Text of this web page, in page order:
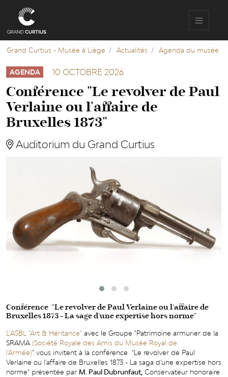
contenu
principal
Grand Curtius - Musée à Liège
Actualités Agenda du musée
AGENDA 10 OCTOBRE 2026
Conférence "Le revolver de Paul
Verlaine ou l'affaire de
Bruxelles 1873"
Auditorium du Grand Curtius
Conférence "Le revolver de Paul Verlaine ou l'affaire de
Bruxelles 1873 - La sage d'une expertise hors norme"
L’ASBL "Art & Héritance" avec le Groupe "Patrimoine armurier de la
SRAMA (Société Royale des Amis du Musée Royal de
l'Armée)" vous invitent à la conférence "Le revolver de Paul
Verlaine ou l'affaire de Bruxelles 1873 - La saga d'une expertise hors
norme" présentée par M. Paul Dubrunfaut, Conservateur honoraire